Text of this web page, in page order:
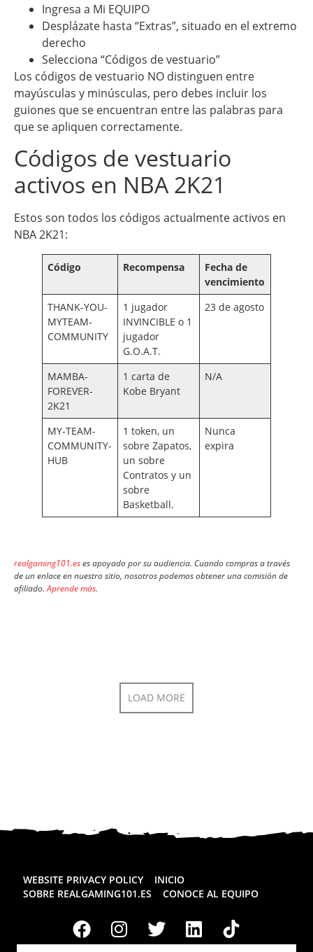
Ingresa a Mi EQUIPO
Desplázate hasta “Extras”, situado en el extremo
derecho
Selecciona “Códigos de vestuario”
Los códigos de vestuario NO distinguen entre
mayúsculas y minúsculas, pero debes incluir los
guiones que se encuentran entre las palabras para
que se apliquen correctamente.
Códigos de vestuario
activos en NBA 2K21
Estos son todos los códigos actualmente activos en
NBA 2K21:
Código Recompensa
Fecha de
vencimiento
THANK-YOU-
MYTEAM-
COMMUNITY
1 jugador
INVINCIBLE o 1
jugador
G.O.A.T.
23 de agosto
MAMBA-
FOREVER-
2K21
1 carta de
Kobe Bryant
N/A
MY-TEAM-
COMMUNITY-
HUB
1 token, un
sobre Zapatos,
un sobre
Contratos y un
sobre
Basketball.
Nunca
expira
realgaming101.eses apoyado por su audiencia. Cuando compras a través
de un enlace en nuestro sitio, nosotros podemos obtener una comisión de
afiliado.Aprende más.
LOAD MORE
WEBSITE PRIVACY POLICY
INICIO
SOBRE REALGAMING101.ES
CONOCE AL EQUIPO